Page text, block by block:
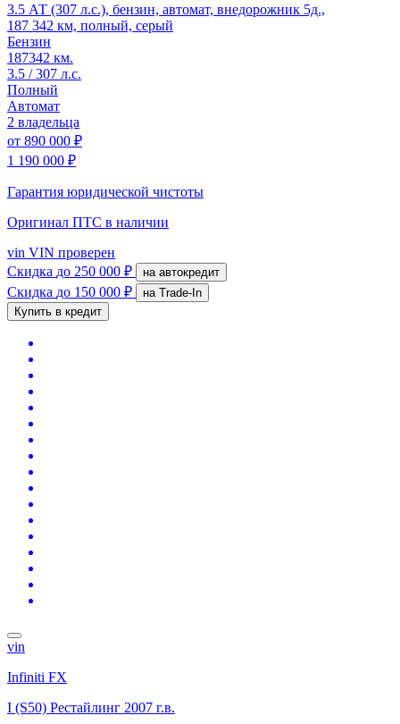
3.5 АТ (307 л.с.), бензин, автомат, внедорожник 5д.,
187 342 км, полный, серый
Бензин
187342 км.
3.5 / 307 л.с.
Полный
Автомат
2 владельца
от 890 000 ₽
1 190 000 ₽
Гарантия юридической чистоты
Оригинал ПТС в наличии
vin VIN проверен
Скидка до 250 000 ₽ на автокредит
Скидка до 150 000 ₽
на Trade-In
Купить в кредит
vin
Infiniti FX
I (S50) Рестайлинг 2007 г.в.